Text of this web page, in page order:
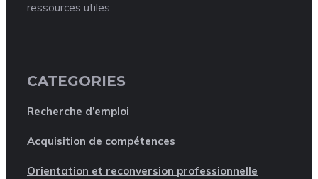
ressources utiles.
CATEGORIES
Recherche d’emploi
Acquisition de compétences
Orientation et reconversion professionnelle